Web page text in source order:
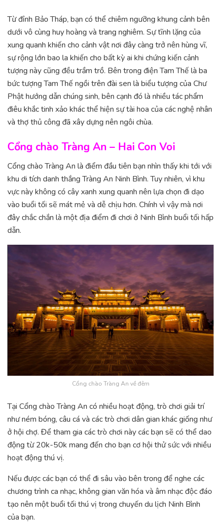
Từ đỉnh Bảo Tháp, bạn có thể chiêm ngưỡng khung cảnh bên
dưới vô cùng huy hoàng và trang nghiêm. Sự tĩnh lặng của
xung quanh khiến cho cảnh vật nơi đây càng trở nên hùng vĩ,
sự rộng lớn bao la khiến cho bất kỳ ai khi chứng kiến cảnh
tượng này cũng đều trầm trồ. Bên trong điện Tam Thế là ba
bức tượng Tam Thế ngồi trên đài sen là biểu tượng của Chư
Phật hướng dẫn chúng sinh, bên cạnh đó là nhiều tác phẩm
điêu khắc tinh xảo khác thể hiện sự tài hoa của các nghệ nhân
và thợ thủ công đã xây dựng nên ngôi chùa.
Cổng chào Tràng An – Hai Con Voi
Cổng chào Tràng An là điểm đầu tiên bạn nhìn thấy khi tới với
khu di tích danh thắng Tràng An Ninh Bình. Tuy nhiên, vì khu
vực này không có cây xanh xung quanh nên lựa chọn đi dạo
vào buổi tối sẽ mát mẻ và dễ chịu hơn. Chính vì vậy mà nơi
đây chắc chắn là một địa điểm đi chơi ở Ninh Bình buổi tối hấp
dẫn.
Cổng chào Tràng An về đêm
Tại Cổng chào Tràng An có nhiều hoạt động, trò chơi giải trí
như ném bóng, câu cá và các trò chơi dân gian khác giống như
ở hội chợ. Để tham gia các trò chơi này các bạn sẽ có thể dao
động từ 20k-50k mang đến cho bạn cơ hội thử sức với nhiều
hoạt động thú vị.
Nếu được các bạn có thể đi sâu vào bên trong để nghe các
chương trình ca nhạc, không gian văn hóa và âm nhạc độc đáo
tạo nên một buổi tối thú vị trong chuyến du lịch Ninh Bình
của bạn.